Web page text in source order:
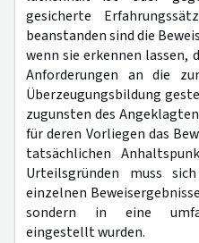
gesicherte
beanstanden sind die
wenn sie erkennen lassen,
Anforderungen an die
Überzeugungsbildung
zugunsten des
für deren Vorliegen das
tatsächlichen
Urteilsgründen muss
einzelnen
sondern in eine
eingestellt wurden.